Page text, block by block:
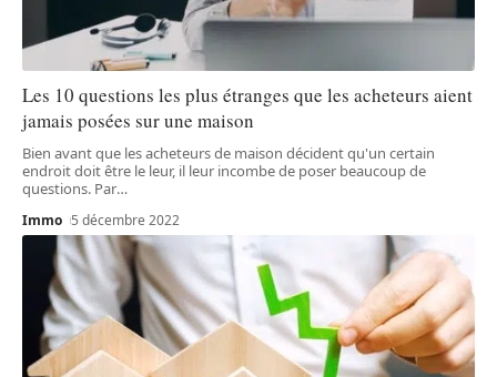
Les 10 questions les plus étranges que les acheteurs aient
jamais posées sur une maison
Bien avant que les acheteurs de maison décident qu'un certain
endroit doit être le leur, il leur incombe de poser beaucoup de
questions. Par…
Immo 5 décembre 2022